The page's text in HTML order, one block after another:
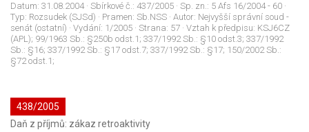
Datum: 31.08.2004· Sbírkové č.: 437/2005 · Sp. zn.: 5 Afs 16/2004 - 60 ·
Typ: Rozsudek (SJSd) · Pramen: Sb.NSS · Autor: Nejvyšší správní soud -
senát (ostatní) · Vydání: 1/2005 · Strana: 57 · Vztah k předpisu: KSJ6CZ
(APL); 99/1963 Sb.: §250b odst.1; 337/1992 Sb.: §10 odst.3; 337/1992
Sb.: §16; 337/1992 Sb.: §17 odst.7; 337/1992 Sb.: §17; 150/2002 Sb.:
§72 odst.1;
438/2005
Daň z příjmů: zákaz retroaktivity